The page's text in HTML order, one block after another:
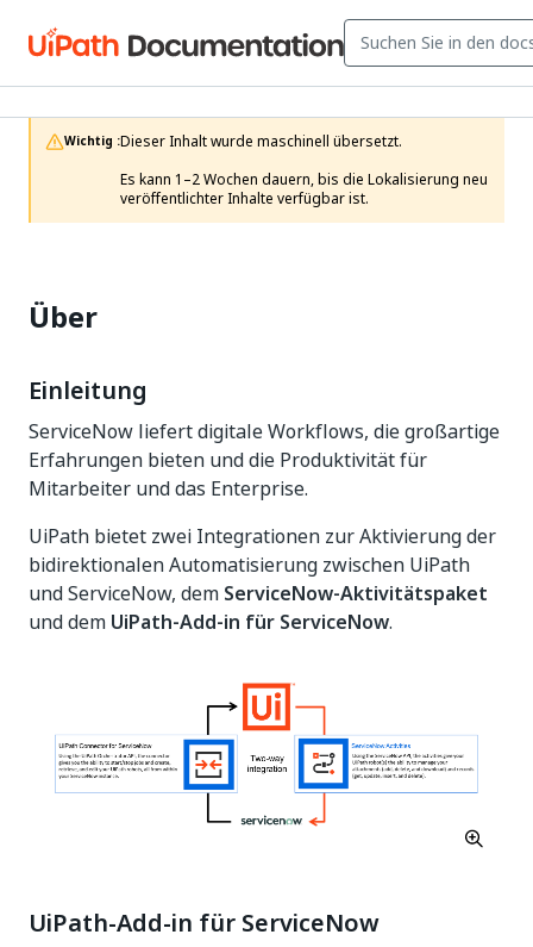
Wichtig :Dieser Inhalt wurde maschinell übersetzt.
Es kann 1–2 Wochen dauern, bis die Lokalisierung neu
veröffentlichter Inhalte verfügbar ist.
Über
Einleitung
ServiceNow liefert digitale Workflows, die großartige
Erfahrungen bieten und die Produktivität für
Mitarbeiter und das Enterprise.
UiPath bietet zwei Integrationen zur Aktivierung der
bidirektionalen Automatisierung zwischen UiPath
und ServiceNow, dem ServiceNow-Aktivitätspaket
und dem UiPath-Add-in für ServiceNow.
UiPath-Add-in für ServiceNow